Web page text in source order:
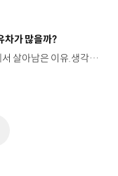
차가 많을까?
휘발유가 오랫동안 도로에서 살아남은 이유.생각보다 강력한 장점이 있었습니다. 현대진행형 팟캐스트 EP.21에서 확인하세요.📻 #현대자동차그룹 #현대진행형 #모빌리티팟캐스트 #휘발유 #내연기관 #연료 #미래모빌리티 #모빌리티